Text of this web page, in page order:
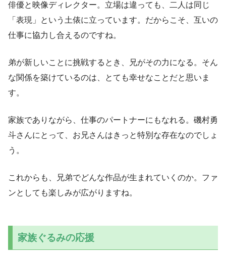
俳優と映像ディレクター。立場は違っても、二人は同じ
「表現」という土俵に立っています。だからこそ、互いの
仕事に協力し合えるのですね。
弟が新しいことに挑戦するとき、兄がその力になる。そん
な関係を築けているのは、とても幸せなことだと思いま
す。
家族でありながら、仕事のパートナーにもなれる。磯村勇
斗さんにとって、お兄さんはきっと特別な存在なのでしょ
う。
これからも、兄弟でどんな作品が生まれていくのか。ファ
ンとしても楽しみが広がりますね。
家族ぐるみの応援